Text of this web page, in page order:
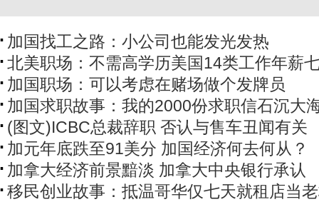
加国找工之路：小公司也能发光发热
北美职场：不需高学历美国14类工作年薪
加国职场：可以考虑在赌场做个发牌员
加国求职故事：我的2000份求职信石沉大
(图文)ICBC总裁辞职 否认与售车丑闻有关
加元年底跌至91美分 加国经济何去何从？
加拿大经济前景黯淡 加拿大中央银行承认
移民创业故事：抵温哥华仅七天就租店当